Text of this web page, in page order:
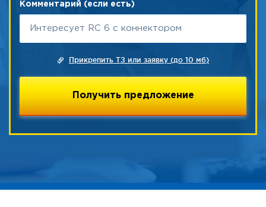
Комментарий (если есть)
Прикрепить ТЗ или заявку (до 10 мб)